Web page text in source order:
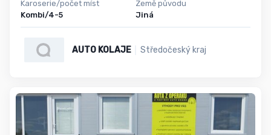
Karoserie/počet míst
Kombi/4-5
Země původu
Jiná
AUTO KOLAJE Středočeský kraj